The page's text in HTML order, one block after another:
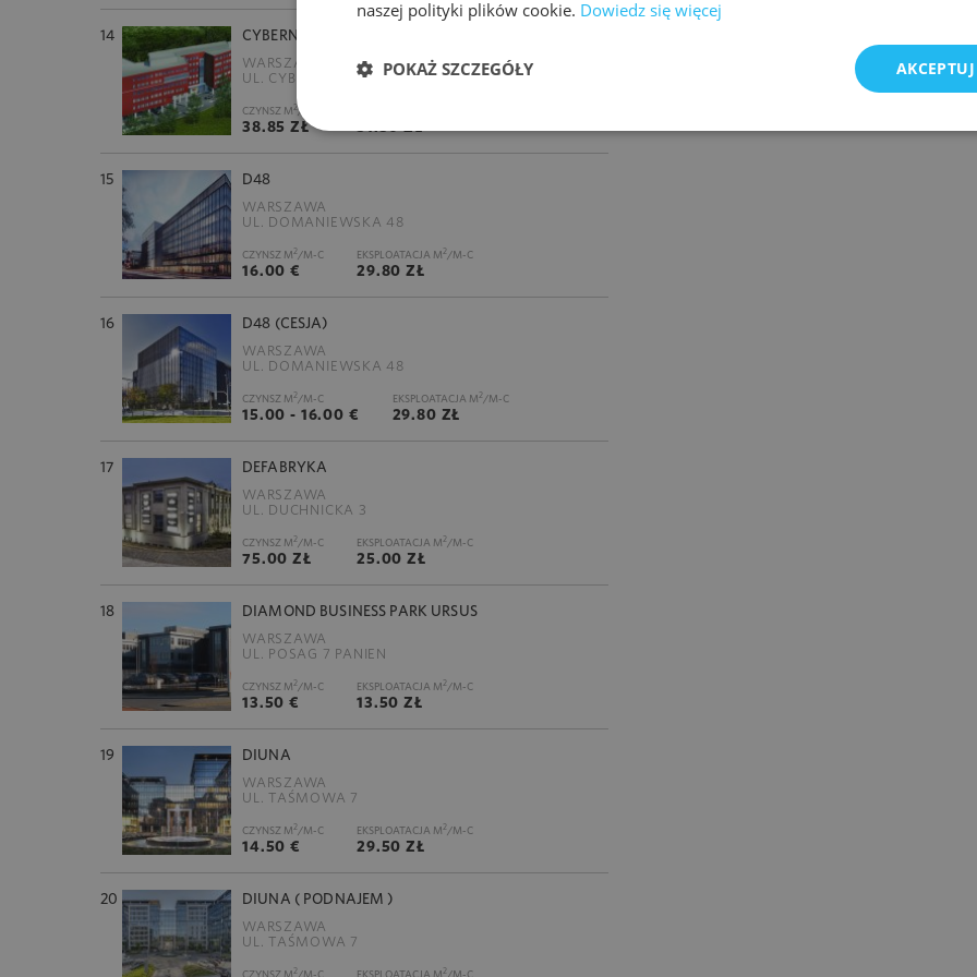
14 CYBERNETYKI 19 B (DANTEX PLAZA)
WARSZAWA
UL. CYBERNETYKI 19 B
CZYNSZ M2/M-C
38.85 ZŁ
15 D48
WARSZAWA
UL. DOMANIEWSKA 48
CZYNSZ M2/M-C
16.00 €
EKSPLOATACJA M2/M-C
29.80 ZŁ
16 D48 (CESJA)
WARSZAWA
UL. DOMANIEWSKA 48
CZYNSZ M2/M-C
15.00 - 16.00 €
EKSPLOATACJA M2/M-C
29.80 ZŁ
17 DEFABRYKA
WARSZAWA
UL. DUCHNICKA 3
CZYNSZ M2/M-C
75.00 ZŁ
EKSPLOATACJA M2/M-C
25.00 ZŁ
18 DIAMOND BUSINESS PARK URSUS
WARSZAWA
UL. POSAG 7 PANIEN
CZYNSZ M2/M-C
13.50 €
EKSPLOATACJA M2/M-C
13.50 ZŁ
19 DIUNA
WARSZAWA
UL. TAŚMOWA 7
CZYNSZ M2/M-C
14.50 €
EKSPLOATACJA M2/M-C
29.50 ZŁ
20 DIUNA ( PODNAJEM )
WARSZAWA
UL. TAŚMOWA 7
CZYNSZ M2/M-C EKSPLOATACJA M2/M-C
naszej polityki plików cookie. Dowiedz się więcej
POKAŻ SZCZEGÓŁY